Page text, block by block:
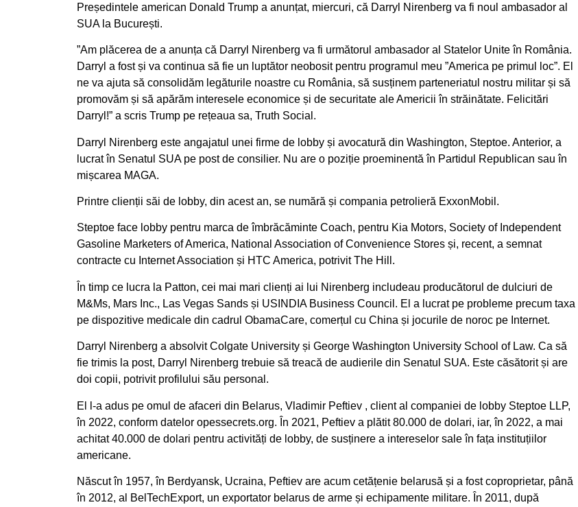
Președintele american Donald Trump a anunțat, miercuri, că Darryl Nirenberg va fi noul ambasador al
SUA la București.
”Am plăcerea de a anunța că Darryl Nirenberg va fi următorul ambasador al Statelor Unite în România.
Darryl a fost și va continua să fie un luptător neobosit pentru programul meu ”America pe primul loc”. El
ne va ajuta să consolidăm legăturile noastre cu România, să susținem parteneriatul nostru militar și să
promovăm și să apărăm interesele economice și de securitate ale Americii în străinătate. Felicitări
Darryl!” a scris Trump pe rețeaua sa, Truth Social.
Darryl Nirenberg este angajatul unei firme de lobby și avocatură din Washington, Steptoe. Anterior, a
lucrat în Senatul SUA pe post de consilier. Nu are o poziție proeminentă în Partidul Republican sau în
mișcarea MAGA.
Printre clienții săi de lobby, din acest an, se numără și compania petrolieră ExxonMobil.
Steptoe face lobby pentru marca de îmbrăcăminte Coach, pentru Kia Motors, Society of Independent
Gasoline Marketers of America, National Association of Convenience Stores și, recent, a semnat
contracte cu Internet Association și HTC America, potrivit The Hill.
În timp ce lucra la Patton, cei mai mari clienți ai lui Nirenberg includeau producătorul de dulciuri de
M&Ms, Mars Inc., Las Vegas Sands și USINDIA Business Council. El a lucrat pe probleme precum taxa
pe dispozitive medicale din cadrul ObamaCare, comerțul cu China și jocurile de noroc pe Internet.
Darryl Nirenberg a absolvit Colgate University și George Washington University School of Law. Ca să
fie trimis la post, Darryl Nirenberg trebuie să treacă de audierile din Senatul SUA. Este căsătorit și are
doi copii, potrivit profilului său personal.
El l-a adus pe omul de afaceri din Belarus, Vladimir Peftiev , client al companiei de lobby Steptoe LLP,
în 2022, conform datelor opessecrets.org. În 2021, Peftiev a plătit 80.000 de dolari, iar, în 2022, a mai
achitat 40.000 de dolari pentru activități de lobby, de susținere a intereselor sale în fața instituțiilor
americane.
Născut în 1957, în Berdyansk, Ucraina, Peftiev are acum cetățenie belarusă și a fost coproprietar, până
în 2012, al BelTechExport, un exportator belarus de arme și echipamente militare. În 2011, după